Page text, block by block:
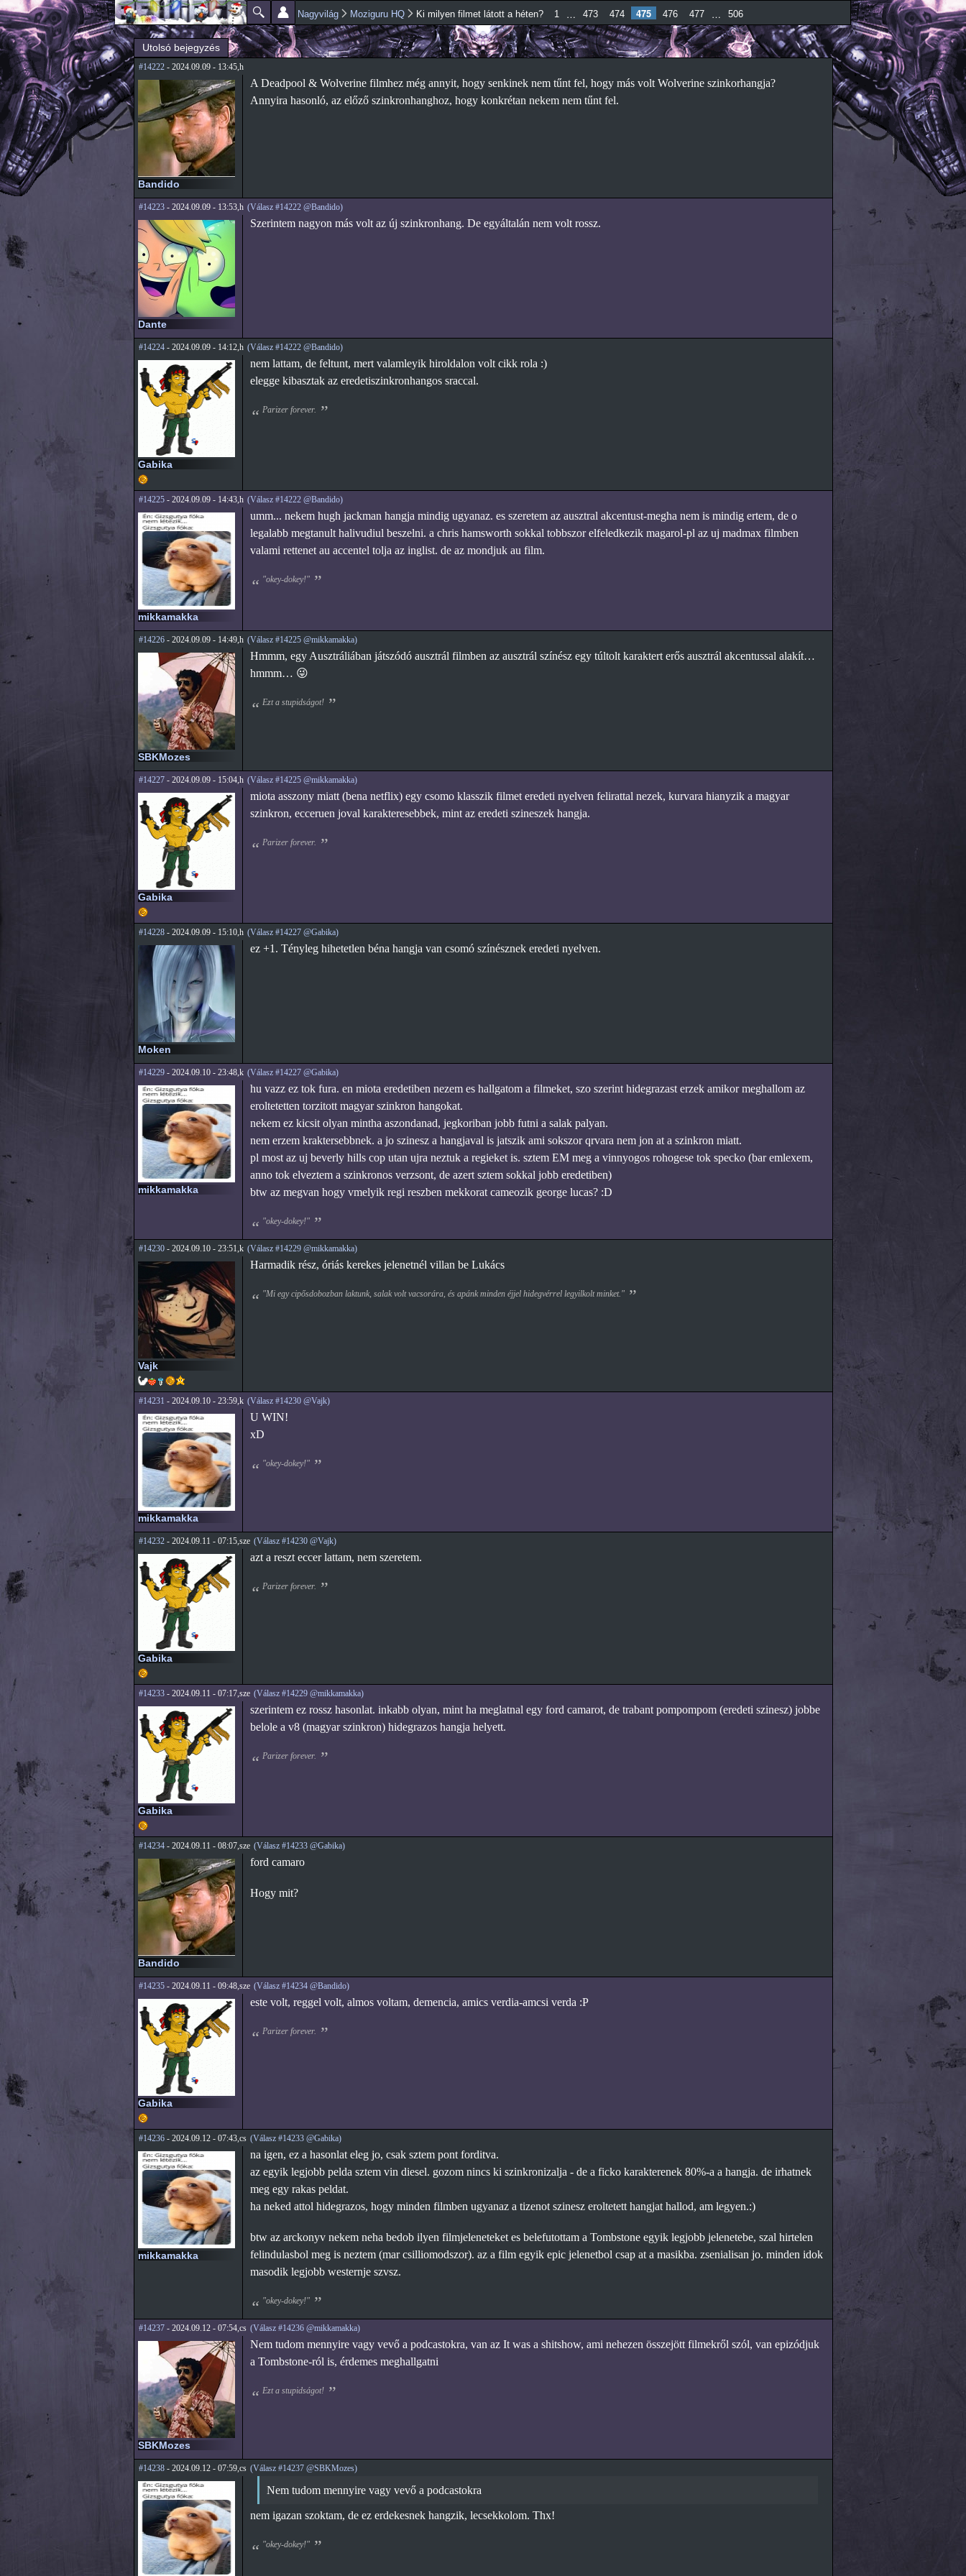
Ugrás a
tartalomra
Főmenü
Jelenlegi hely Nagyvilág Moziguru HQ Ki milyen filmet látott a héten? 1 … 473 474 475 476 477 … 506
Utolsó bejegyzés
#14222- 2024.09.09 - 13:45,h
Bandido
A Deadpool & Wolverine filmhez még annyit, hogy senkinek nem tűnt fel, hogy más volt Wolverine szinkorhangja?
Annyira hasonló, az előző szinkronhanghoz, hogy konkrétan nekem nem tűnt fel.
#14223- 2024.09.09 - 13:53,h (Válasz #14222 @Bandido)
Dante
Szerintem nagyon más volt az új szinkronhang. De egyáltalán nem volt rossz.
#14224- 2024.09.09 - 14:12,h (Válasz #14222 @Bandido)
Gabika
nem lattam, de feltunt, mert valamleyik hiroldalon volt cikk rola :)
elegge kibasztak az eredetiszinkronhangos sraccal.
Parizer forever.
#14225- 2024.09.09 - 14:43,h (Válasz #14222 @Bandido)
mikkamakka
umm... nekem hugh jackman hangja mindig ugyanaz. es szeretem az ausztral akcentust-megha nem is mindig ertem, de o
legalabb megtanult halivudiul beszelni. a chris hamsworth sokkal tobbszor elfeledkezik magarol-pl az uj madmax filmben
valami rettenet au accentel tolja az inglist. de az mondjuk au film.
"okey-dokey!"
#14226- 2024.09.09 - 14:49,h (Válasz #14225 @mikkamakka)
SBKMozes
Hmmm, egy Ausztráliában játszódó ausztrál filmben az ausztrál színész egy túltolt karaktert erős ausztrál akcentussal alakít…
hmmm… 😜
Ezt a stupidságot!
#14227- 2024.09.09 - 15:04,h (Válasz #14225 @mikkamakka)
Gabika
miota asszony miatt (bena netflix) egy csomo klasszik filmet eredeti nyelven felirattal nezek, kurvara hianyzik a magyar
szinkron, ecceruen joval karakteresebbek, mint az eredeti szineszek hangja.
Parizer forever.
#14228- 2024.09.09 - 15:10,h (Válasz #14227 @Gabika)
Moken
ez +1. Tényleg hihetetlen béna hangja van csomó színésznek eredeti nyelven.
#14229- 2024.09.10 - 23:48,k (Válasz #14227 @Gabika)
mikkamakka
hu vazz ez tok fura. en miota eredetiben nezem es hallgatom a filmeket, szo szerint hidegrazast erzek amikor meghallom az
eroltetetten torzitott magyar szinkron hangokat.
nekem ez kicsit olyan mintha aszondanad, jegkoriban jobb futni a salak palyan.
nem erzem kraktersebbnek. a jo szinesz a hangjaval is jatszik ami sokszor qrvara nem jon at a szinkron miatt.
pl most az uj beverly hills cop utan ujra neztuk a regieket is. sztem EM meg a vinnyogos rohogese tok specko (bar emlexem,
anno tok elveztem a szinkronos verzsont, de azert sztem sokkal jobb eredetiben)
btw az megvan hogy vmelyik regi reszben mekkorat cameozik george lucas? :D
"okey-dokey!"
#14230- 2024.09.10 - 23:51,k (Válasz #14229 @mikkamakka)
Vajk
Harmadik rész, óriás kerekes jelenetnél villan be Lukács
"Mi egy cipősdobozban laktunk, salak volt vacsorára, és apánk minden éjjel hidegvérrel legyilkolt minket."
#14231 - 2024.09.10 - 23:59,k (Válasz #14230 @Vajk)
mikkamakka
U WIN!
xD
"okey-dokey!"
#14232- 2024.09.11 - 07:15,sze (Válasz #14230 @Vajk)
Gabika
azt a reszt eccer lattam, nem szeretem.
Parizer forever.
#14233- 2024.09.11 - 07:17,sze (Válasz #14229 @mikkamakka)
Gabika
szerintem ez rossz hasonlat. inkabb olyan, mint ha meglatnal egy ford camarot, de trabant pompompom (eredeti szinesz) jobbe
belole a v8 (magyar szinkron) hidegrazos hangja helyett.
Parizer forever.
#14234- 2024.09.11 - 08:07,sze (Válasz #14233 @Gabika)
Bandido
ford camaro
Hogy mit?
#14235- 2024.09.11 - 09:48,sze (Válasz #14234 @Bandido)
Gabika
este volt, reggel volt, almos voltam, demencia, amics verdia-amcsi verda :P
Parizer forever.
#14236- 2024.09.12 - 07:43,cs (Válasz #14233 @Gabika)
mikkamakka
na igen, ez a hasonlat eleg jo, csak sztem pont forditva.
az egyik legjobb pelda sztem vin diesel. gozom nincs ki szinkronizalja - de a ficko karakterenek 80%-a a hangja. de irhatnek
meg egy rakas peldat.
ha neked attol hidegrazos, hogy minden filmben ugyanaz a tizenot szinesz eroltetett hangjat hallod, am legyen.:)
btw az arckonyv nekem neha bedob ilyen filmjeleneteket es belefutottam a Tombstone egyik legjobb jelenetebe, szal hirtelen
felindulasbol meg is neztem (mar csilliomodszor). az a film egyik epic jelenetbol csap at a masikba. zsenialisan jo. minden idok
masodik legjobb westernje szvsz.
"okey-dokey!"
#14237- 2024.09.12 - 07:54,cs (Válasz #14236 @mikkamakka)
SBKMozes
Nem tudom mennyire vagy vevő a podcastokra, van az It was a shitshow, ami nehezen összejött filmekről szól, van epizódjuk
a Tombstone-ról is, érdemes meghallgatni
Ezt a stupidságot!
#14238- 2024.09.12 - 07:59,cs (Válasz #14237 @SBKMozes)
Nem tudom mennyire vagy vevő a podcastokra
nem igazan szoktam, de ez erdekesnek hangzik, lecsekkolom. Thx!
"okey-dokey!"